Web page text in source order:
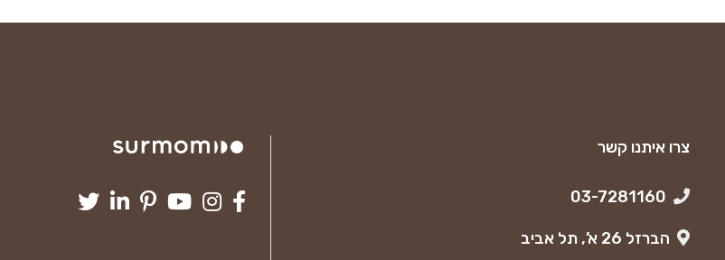
צרו איתנו קשר
הברזל 26 א’, תל אביב